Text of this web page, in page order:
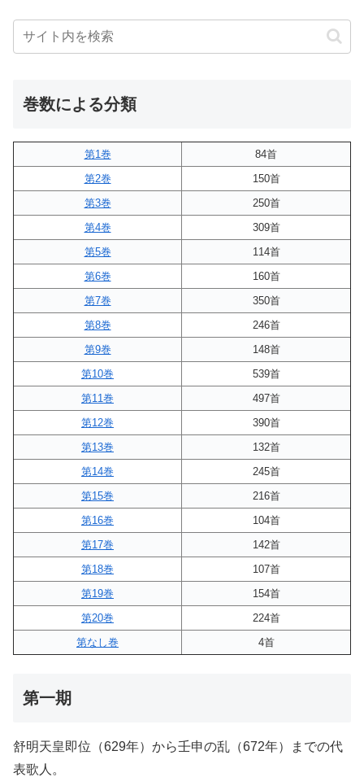
巻数による分類
第1巻
84首
第2巻
150首
第3巻
250首
第4巻
309首
第5巻
114首
第6巻
160首
第7巻
350首
第8巻
246首
第9巻
148首
第10巻
539首
第11巻
497首
第12巻
390首
第13巻
132首
第14巻
245首
第15巻
216首
第16巻
104首
第17巻
142首
第18巻
107首
第19巻
154首
第20巻
224首
第なし巻
4首
第一期
舒明天皇即位（629年）から壬申の乱（672年）までの代
表歌人。